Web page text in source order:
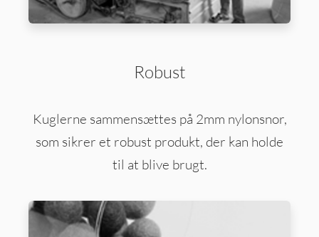
Robust
Kuglerne sammensættes på 2mm nylonsnor,
som sikrer et robust produkt, der kan holde
til at blive brugt.